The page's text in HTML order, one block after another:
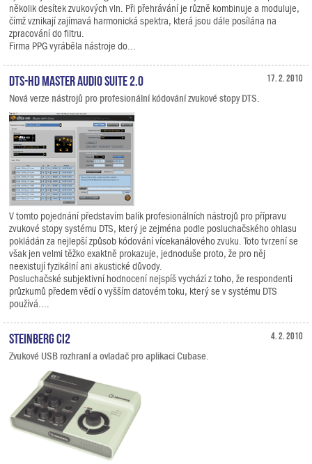
několik desítek zvukových vln. Při přehrávání je různě kombinuje a moduluje,
čímž vznikají zajímavá harmonická spektra, která jsou dále posílána na
zpracování do filtru.
Firma PPG vyráběla nástroje do...
17. 2. 2010
DTS-HD Master Audio Suite 2.0
Nová verze nástrojů pro profesionální kódování zvukové stopy DTS.
V tomto pojednání představím balík profesionálních nástrojů pro přípravu
zvukové stopy systému DTS, který je zejména podle posluchačského ohlasu
pokládán za nejlepší způsob kódování vícekanálového zvuku. Toto tvrzení se
však jen velmi těžko exaktně prokazuje, jednoduše proto, že pro něj
neexistují fyzikální ani akustické důvody.
Posluchačské subjektivní hodnocení nejspíš vychází z toho, že respondenti
průzkumů předem vědí o vyšším datovém toku, který se v systému DTS
používá....
4. 2. 2010
Steinberg CI2
Zvukové USB rozhraní a ovladač pro aplikaci Cubase.